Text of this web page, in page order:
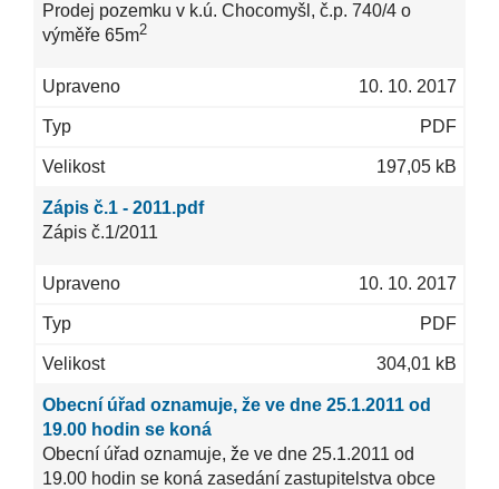
Prodej pozemku v k.ú. Chocomyšl, č.p. 740/4 o
výměře 65m2
10. 10. 2017
PDF
197,05 kB
Zápis č.1 - 2011.pdf
Zápis č.1/2011
10. 10. 2017
PDF
304,01 kB
Obecní úřad oznamuje, že ve dne 25.1.2011 od
19.00 hodin se koná
Obecní úřad oznamuje, že ve dne 25.1.2011 od
19.00 hodin se koná zasedání zastupitelstva obce